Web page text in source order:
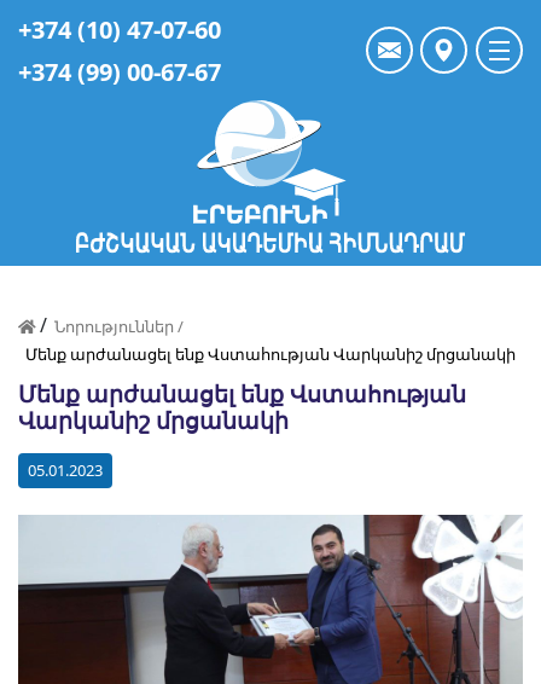
+374 (10) 47-07-60
+374 (99) 00-67-67
/ Նորություններ /
Մենք արժանացել ենք Վստահության Վարկանիշ մրցանակի
Մենք արժանացել ենք Վստահության
Վարկանիշ մրցանակի
05.01.2023